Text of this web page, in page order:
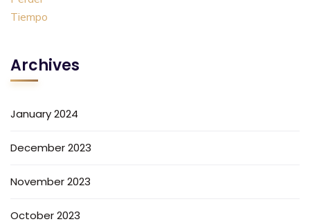
Archives
January 2024
December 2023
November 2023
October 2023